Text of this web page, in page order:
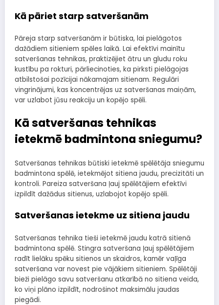
Kā pāriet starp satveršanām
Pāreja starp satveršanām ir būtiska, lai pielāgotos
dažādiem sitieniem spēles laikā. Lai efektīvi mainītu
satveršanas tehnikas, praktizējiet ātru un gludu roku
kustību pa rokturi, pārliecinoties, ka pirksti pielāgojas
atbilstošai pozīcijai nākamajam sitienam. Regulāri
vingrinājumi, kas koncentrējas uz satveršanas maiņām,
var uzlabot jūsu reakciju un kopējo spēli.
Kā satveršanas tehnikas
ietekmē badmintona sniegumu?
Satveršanas tehnikas būtiski ietekmē spēlētāja sniegumu
badmintona spēlē, ietekmējot sitiena jaudu, precizitāti un
kontroli. Pareiza satveršana ļauj spēlētājiem efektīvi
izpildīt dažādus sitienus, uzlabojot kopējo spēli.
Satveršanas ietekme uz sitiena jaudu
Satveršanas tehnika tieši ietekmē jaudu katrā sitienā
badmintona spēlē. Stingra satveršana ļauj spēlētājiem
radīt lielāku spēku sitienos un skaidros, kamēr vaļīga
satveršana var novest pie vājākiem sitieniem. Spēlētāji
bieži pielāgo savu satveršanu atkarībā no sitiena veida,
ko viņi plāno izpildīt, nodrošinot maksimālu jaudas
piegādi.